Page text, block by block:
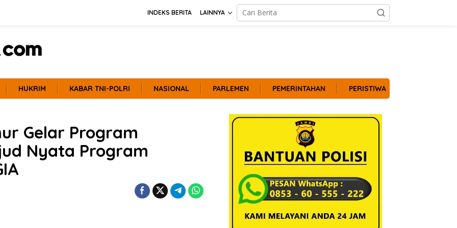
INDEKS BERITA LAINNYA
HUKRIM KABAR TNI-POLRI NASIONAL PARLEMEN PEMERINTAHAN PERISTIWA
Gelar Program
Nyata Program